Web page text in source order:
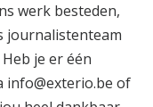
werk besteden,
journalistenteam
je er één
info@exterio.be of